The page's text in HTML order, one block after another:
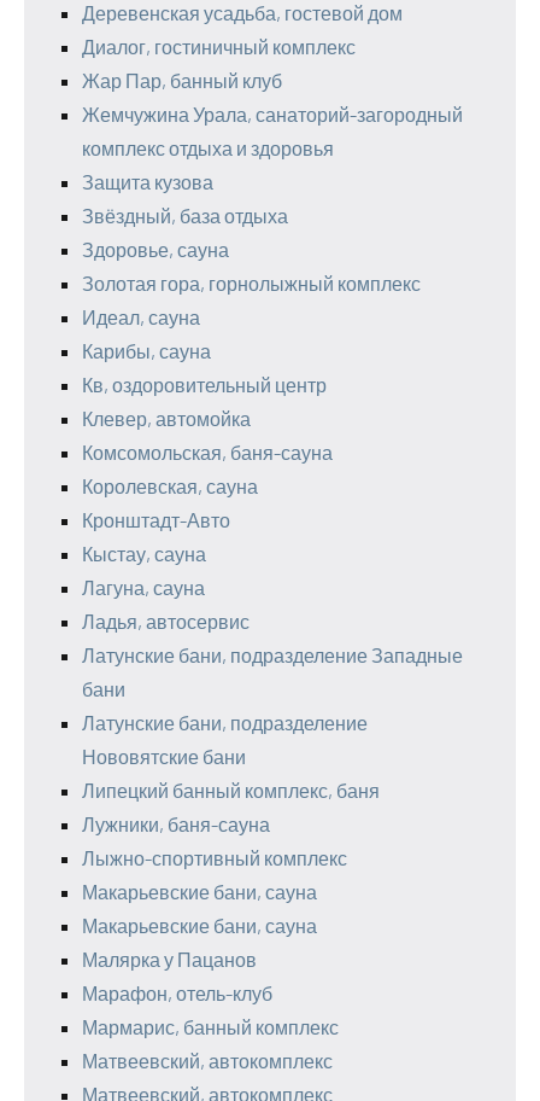
Деревенская усадьба, гостевой дом
Диалог, гостиничный комплекс
Жар Пар, банный клуб
Жемчужина Урала, санаторий-загородный
комплекс отдыха и здоровья
Защита кузова
Звёздный, база отдыха
Здоровье, сауна
Золотая гора, горнолыжный комплекс
Идеал, сауна
Карибы, сауна
Кв, оздоровительный центр
Клевер, автомойка
Комсомольская, баня-сауна
Королевская, сауна
Кронштадт-Авто
Кыстау, сауна
Лагуна, сауна
Ладья, автосервис
Латунские бани, подразделение Западные
бани
Латунские бани, подразделение
Нововятские бани
Липецкий банный комплекс, баня
Лужники, баня-сауна
Лыжно-спортивный комплекс
Макарьевские бани, сауна
Макарьевские бани, сауна
Малярка у Пацанов
Марафон, отель-клуб
Мармарис, банный комплекс
Матвеевский, автокомплекс
Матвеевский, автокомплекс